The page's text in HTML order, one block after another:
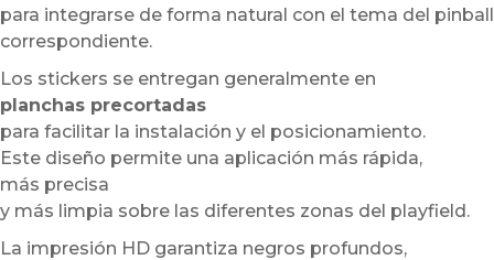
para integrarse de forma natural con el tema del pinball
correspondiente.
Los stickers se entregan generalmente en
planchas precortadas
para facilitar la instalación y el posicionamiento.
Este diseño permite una aplicación más rápida,
más precisa
y más limpia sobre las diferentes zonas del playfield.
La impresión HD garantiza negros profundos,